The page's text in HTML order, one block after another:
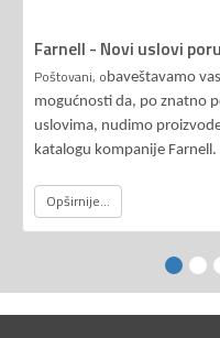
Farnell - Novi uslovi
Poštovani, obaveštavamo
mogućnosti da, po znatno
uslovima, nudimo
katalogu kompanije Farnell.
Opširnije...